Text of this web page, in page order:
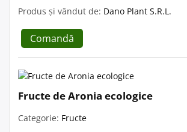
Produs și vândut de: Dano Plant S.R.L.
Comandă
Fructe de Aronia ecologice
Categorie: Fructe